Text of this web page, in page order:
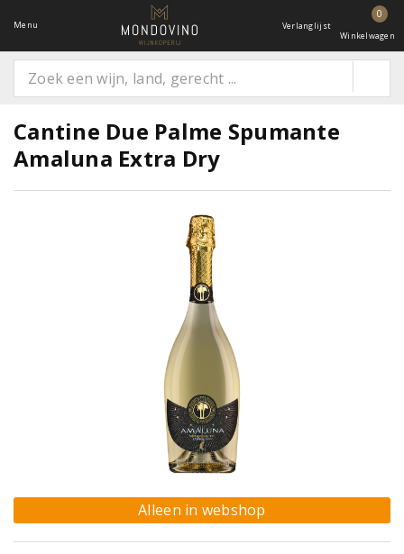
Menu Verlanglijst
0
Winkelwagen
Cantine Due Palme Spumante
Amaluna Extra Dry
Alleen in webshop